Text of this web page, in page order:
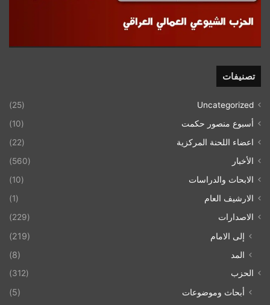
تصنيفات
Uncategorized
(25)
أسبوع منصور حكمت
(10)
اعضاء اللحنة المركزية
(22)
الأخبار
(560)
الابحاث والدراسات
(10)
الارشيف العام
(1)
الاصدارات
(229)
إلى الامام
(219)
المد
(8)
الحزب (312)
أبحاث وموضوعات
(5)